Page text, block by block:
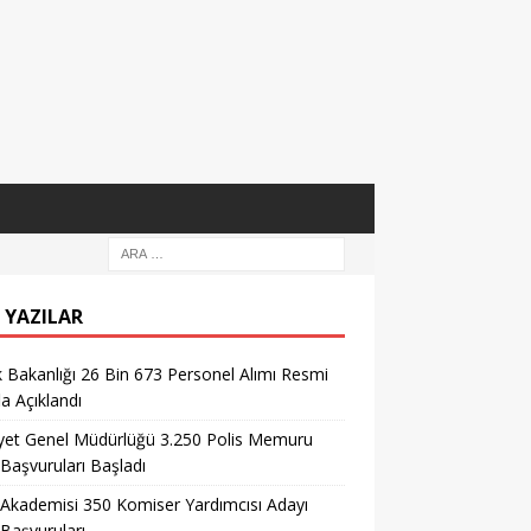
YAZILAR
Bakanlığı 26 Bin 673 Personel Alımı Resmi
Açıklandı
Genel Müdürlüğü 3.250 Polis Memuru
Başvuruları Başladı
350 Komiser Yardımcısı Adayı